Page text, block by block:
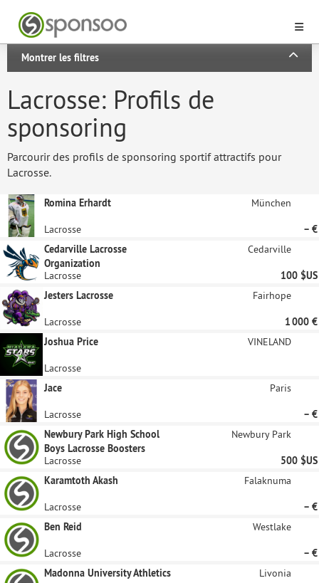
Montrer les filtres
Lacrosse: Profils de
sponsoring
Parcourir des profils de sponsoring sportif attractifs pour
Lacrosse.
Romina Erhardt München
Lacrosse
– €
Cedarville Lacrosse
Organization
Cedarville
Lacrosse
100 $US
Jesters Lacrosse
Fairhope
Lacrosse
1 000 €
Joshua Price
VINELAND
Lacrosse
Jace
Paris
Lacrosse
– €
Newbury Park High School
Boys Lacrosse Boosters
Newbury Park
Lacrosse
500 $US
Karamtoth Akash
Falaknuma
Lacrosse
– €
Ben Reid
Westlake
Lacrosse
– €
Madonna University Athletics
Livonia